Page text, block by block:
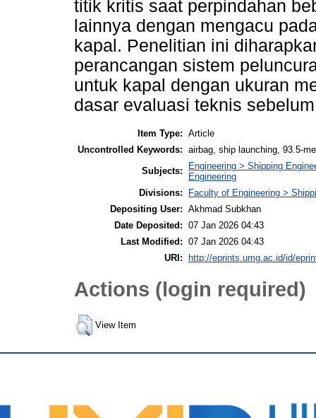
titik kritis saat perpindahan
lainnya dengan mengacu
kapal. Penelitian ini
perancangan sistem
untuk kapal dengan ukuran
dasar evaluasi teknis
Item Type: Article
Uncontrolled Keywords: airbag, ship launching, 93.5-
Subjects:
Engineering > Shipping
Engineering
Divisions:
Faculty of Engineering >
Depositing User: Akhmad Subkhan
Date Deposited: 07 Jan 2026 04:43
Last Modified: 07 Jan 2026 04:43
URI:
http://eprints.umg.ac.id/id/
Actions (login required)
View Item